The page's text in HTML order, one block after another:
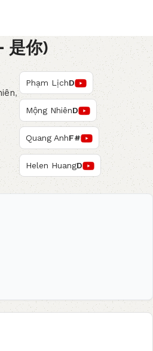
是你)
,
Phạm LịchD
Mộng NhiênD
Quang AnhF#
Helen HuangD